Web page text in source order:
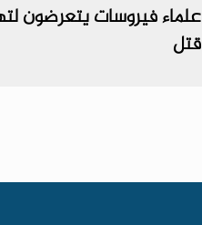
علماء فيروسات يتعرضون
قتل